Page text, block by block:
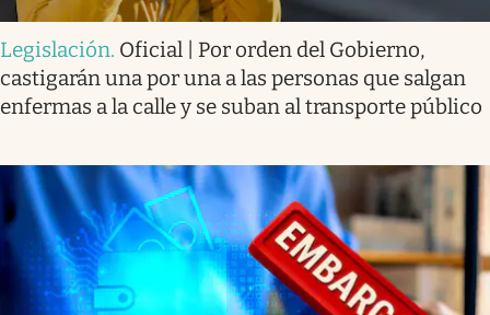
Legislación. Oficial | Por orden del Gobierno,
castigarán una por una a las personas que salgan
enfermas a la calle y se suban al transporte público